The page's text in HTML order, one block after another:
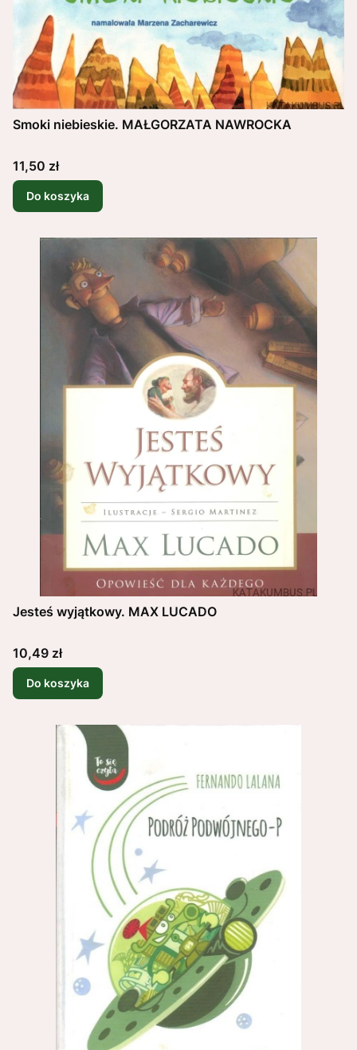
Smoki niebieskie. MAŁGORZATA NAWROCKA
Cena
11,50 zł
Do koszyka
Jesteś wyjątkowy. MAX LUCADO
Cena
10,49 zł
Do koszyka